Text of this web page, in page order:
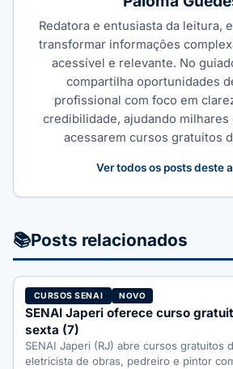
Redatora e entusiasta da leitura,
transformar informações
acessível e relevante. No
compartilha oportunidades
profissional com foco em
credibilidade, ajudando milhares
acessarem cursos gratuitos
Ver todos os posts deste
📚Posts relacionados
CURSOS SENAI NOVO
SENAI Japeri oferece curso
sexta (7)
SENAI Japeri (RJ) abre cursos gratuitos
eletricista de obras, pedreiro e pintor